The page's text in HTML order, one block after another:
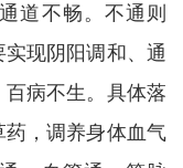
道不畅。不通则
现阴阳调和、通
病不生。具体落
，调养身体血气